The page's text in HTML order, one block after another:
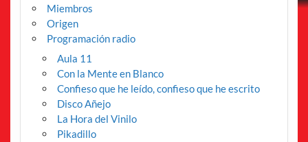
Miembros
Origen
Programación radio
Aula 11
Con la Mente en Blanco
Confieso que he leído, confieso que he escrito
Disco Añejo
La Hora del Vinilo
Pikadillo